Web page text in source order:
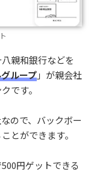
親和銀行などを
ループ」が親会社
です。
ので、バックボー
とができます。
円ゲットできる